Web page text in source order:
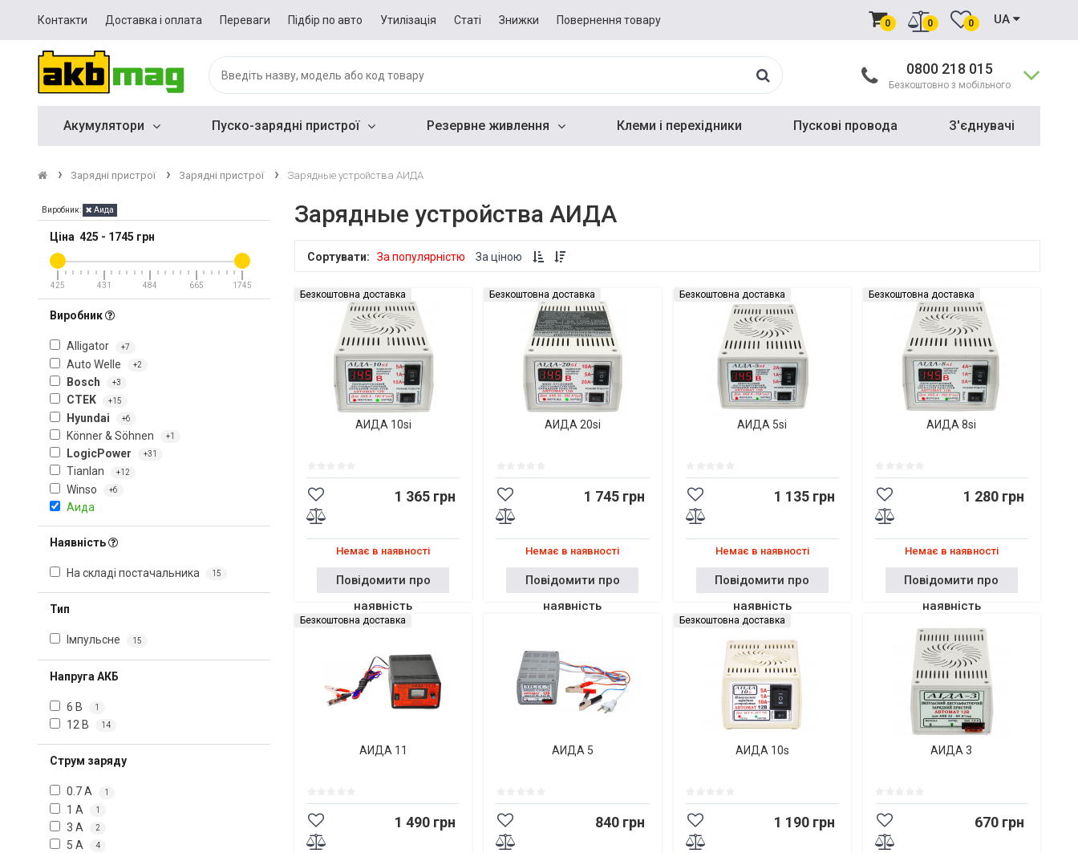
Контакти Доставка і оплата Переваги Підбір по авто Утилізація Статі Знижки Повернення товару 0 0 0 UA
0800 218 015
Безкоштовно з мобільного
Акумулятори Пуско-зарядні пристрої Резервне живлення Клеми і перехідники Пускові провода З'єднувачі
Зарядні пристрої Зарядні пристрої Зарядные устройства АИДА
Виробник: Аида
Ціна 425 - 1745 грн
425 431 484 665 1745
Виробник
Alligator +7
Auto Welle +2
Bosch +3
CTEK +15
Hyundai +6
Könner & Söhnen +1
LogicPower +31
Tianlan +12
Winso +6
Аида
Наявність
На складі постачальника 15
Тип
Імпульсне 15
Напруга АКБ
6 В 1
12 В 14
Струм заряду
0.7 А 1
1 А 1
3 А 2
5 А 4
Зарядные устройства АИДА
Сортувати: За популярністю За ціною
Безкоштовна доставка
АИДА 10si
1 365 грн
Немає в наявності
Повідомити про
наявність
Безкоштовна доставка
АИДА 20si
1 745 грн
Немає в наявності
Повідомити про
наявність
Безкоштовна доставка
АИДА 5si
1 135 грн
Немає в наявності
Повідомити про
наявність
Безкоштовна доставка
АИДА 8si
1 280 грн
Немає в наявності
Повідомити про
наявність
Безкоштовна доставка
АИДА 11
1 490 грн
АИДА 5
840 грн
Безкоштовна доставка
АИДА 10s
1 190 грн
АИДА 3
670 грн